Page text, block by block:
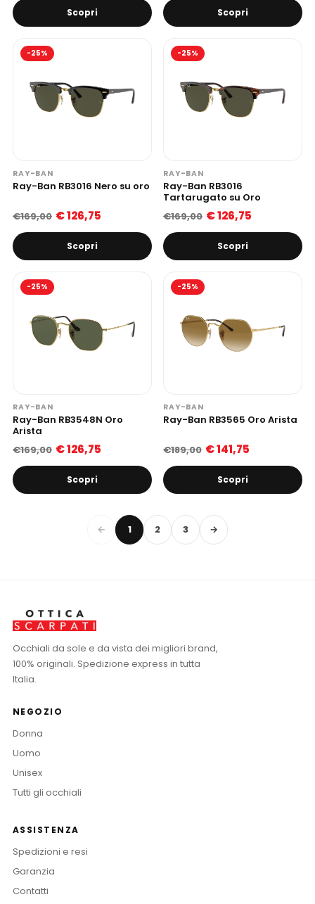
Scopri Scopri
-25%
RAY-BAN
Ray-Ban RB3016 Nero su oro
€169,00 € 126,75
Scopri
-25%
RAY-BAN
Ray-Ban RB3016
Tartarugato su Oro
€169,00 € 126,75
Scopri
-25%
RAY-BAN
Ray-Ban RB3548N Oro
Arista
€169,00 € 126,75
Scopri
-25%
RAY-BAN
Ray-Ban RB3565 Oro Arista
€189,00 € 141,75
Scopri
← 1 2 3 →
Occhiali da sole e da vista dei migliori brand,
100% originali. Spedizione express in tutta
Italia.
NEGOZIO
Donna
Uomo
Unisex
Tutti gli occhiali
ASSISTENZA
Spedizioni e resi
Garanzia
Contatti